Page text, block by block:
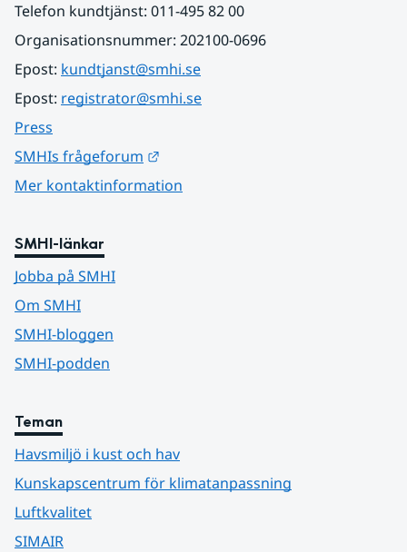
Telefon kundtjänst: 011-495 82 00
Organisationsnummer: 202100-0696
Epost: kundtjanst@smhi.se
Epost: registrator@smhi.se
Press
SMHIs frågeforum
Mer kontaktinformation
SMHI-länkar
Jobba på SMHI
Om SMHI
SMHI-bloggen
SMHI-podden
Teman
Havsmiljö i kust och hav
Kunskapscentrum för klimatanpassning
Luftkvalitet
SIMAIR